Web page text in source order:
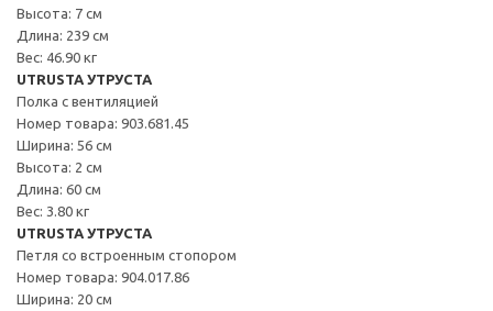
Высота: 7 см
Длина: 239 см
Вес: 46.90 кг
UTRUSTA УТРУСТА
Полка с вентиляцией
Номер товара: 903.681.45
Ширина: 56 см
Высота: 2 см
Длина: 60 см
Вес: 3.80 кг
UTRUSTA УТРУСТА
Петля со встроенным стопором
Номер товара: 904.017.86
Ширина: 20 см